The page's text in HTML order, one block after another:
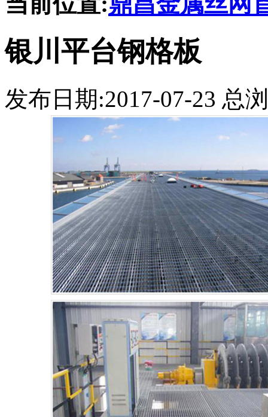
银川平台钢格板
发布日期:2017-07-23 总